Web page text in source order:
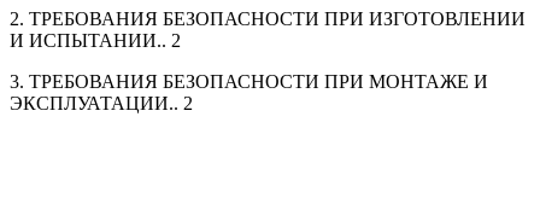
2. ТРЕБОВАНИЯ БЕЗОПАСНОСТИ ПРИ ИЗГОТОВЛЕНИИ
И ИСПЫТАНИИ.. 2
3. ТРЕБОВАНИЯ БЕЗОПАСНОСТИ ПРИ МОНТАЖЕ И
ЭКСПЛУАТАЦИИ.. 2